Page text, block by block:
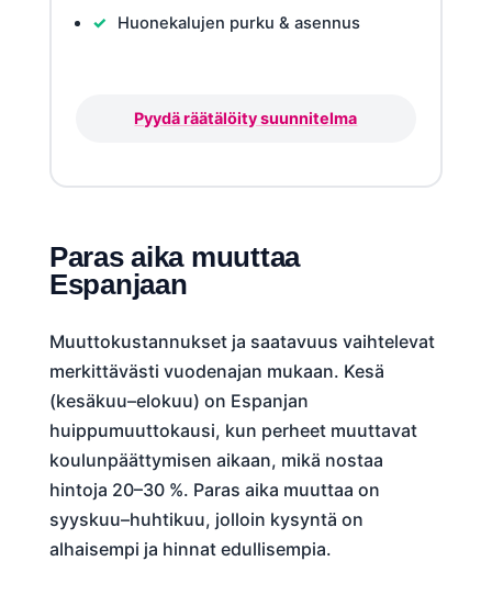
Huonekalujen purku & asennus
Pyydä räätälöity suunnitelma
Paras aika muuttaa
Espanjaan
Muuttokustannukset ja saatavuus vaihtelevat
merkittävästi vuodenajan mukaan. Kesä
(kesäkuu–elokuu) on Espanjan
huippumuuttokausi, kun perheet muuttavat
koulunpäättymisen aikaan, mikä nostaa
hintoja 20–30 %. Paras aika muuttaa on
syyskuu–huhtikuu, jolloin kysyntä on
alhaisempi ja hinnat edullisempia.